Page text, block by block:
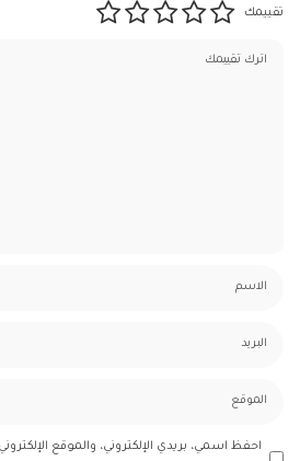
تقييمك
احفظ اسمي، بريدي الإلكتروني، والموقع